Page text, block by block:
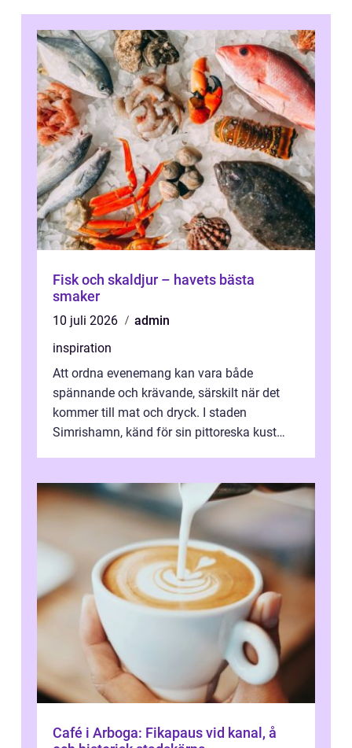
Fisk och skaldjur – havets bästa
smaker
10 juli 2026
admin
inspiration
Att ordna evenemang kan vara både
spännande och krävande, särskilt när det
kommer till mat och dryck. I staden
Simrishamn, känd för sin pittoreska kust
Café i Arboga: Fikapaus vid kanal, å